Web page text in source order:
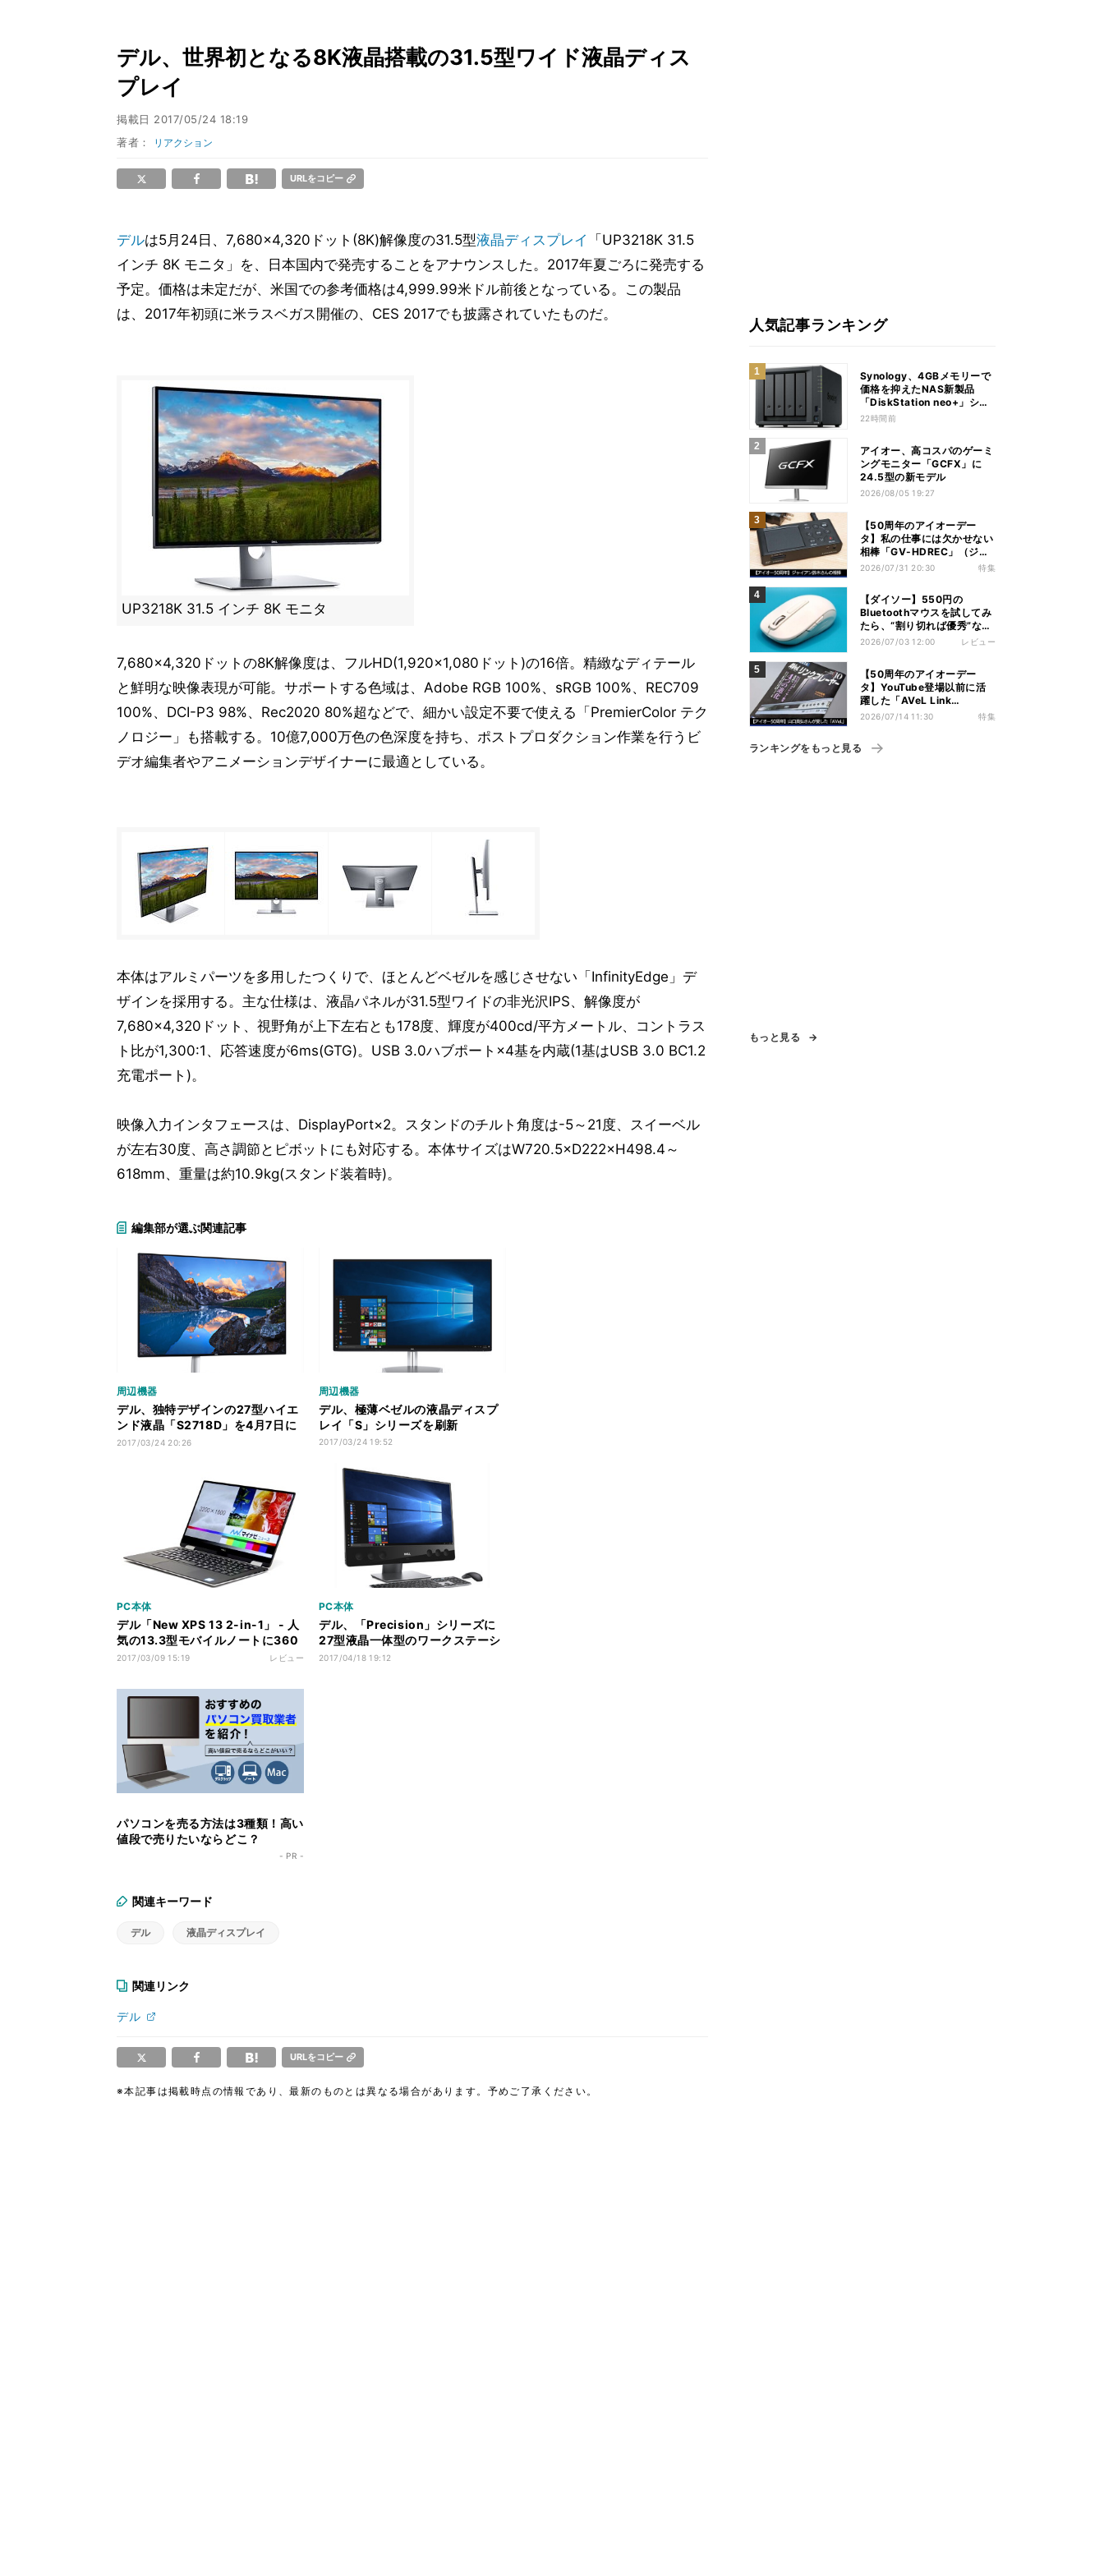
デル、世界初となる8K液晶搭載の31.5型ワイド液晶ディス
プレイ
掲載日 2017/05/24 18:19
著者：
リアクション
URLをコピー
デルは5月24日、7,680×4,320ドット(8K)解像度の31.5型液晶ディスプレイ
「UP3218K 31.5
インチ 8K モニタ」を、日本国内で発売することをアナウンスした。2017年夏ごろに発売する
予定。価格は未定だが、米国での参考価格は4,999.99米ドル前後となっている。この製品
は、2017年初頭に米ラスベガス開催の、CES 2017でも披露されていたものだ。
UP3218K 31.5 インチ 8K モニタ
7,680×4,320ドットの8K解像度は、フルHD(1,920×1,080ドット)の16倍。精緻なディテール
と鮮明な映像表現が可能。サポートする色域は、Adobe RGB 100%、sRGB 100%、REC709
100%、DCI-P3 98%、Rec2020 80%超などで、細かい設定不要で使える「PremierColor テク
ノロジー」も搭載する。10億7,000万色の色深度を持ち、ポストプロダクション作業を行うビ
デオ編集者やアニメーションデザイナーに最適としている。
本体はアルミパーツを多用したつくりで、ほとんどベゼルを感じさせない「InfinityEdge」デ
ザインを採用する。主な仕様は、液晶パネルが31.5型ワイドの非光沢IPS、解像度が
7,680×4,320ドット、視野角が上下左右とも178度、輝度が400cd/平方メートル、コントラス
ト比が1,300:1、応答速度が6ms(GTG)。USB 3.0ハブポート×4基を内蔵(1基はUSB 3.0 BC1.2
充電ポート)。
映像入力インタフェースは、DisplayPort×2。スタンドのチルト角度は-5～21度、スイーベル
が左右30度、高さ調節とピボットにも対応する。本体サイズはW720.5×D222×H498.4～
618mm、重量は約10.9kg(スタンド装着時)。
編集部が選ぶ関連記事
周辺機器
デル、独特デザインの27型ハイエ
ンド液晶「S2718D」を4月7日に
発売
2017/03/24 20:26
周辺機器
デル、極薄ベゼルの液晶ディスプ
レイ「S」シリーズを刷新
2017/03/24 19:52
PC本体
デル「New XPS 13 2-in-1」 - 人
気の13.3型モバイルノートに360
度回転ヒンジの新たな選択肢
2017/03/09 15:19 レビュー
PC本体
デル、「Precision」シリーズに
27型液晶一体型のワークステーシ
ョン
2017/04/18 19:12
パソコンを売る方法は3種類！高い
値段で売りたいならどこ？
- PR -
関連キーワード
デル 液晶ディスプレイ
関連リンク
デル
URLをコピー
※本記事は掲載時点の情報であり、最新のものとは異なる場合があります。予めご了承ください。
人気記事ランキング
Synology、4GBメモリーで
価格を抑えたNAS新製品
「DiskStation neo+」シリ
ーズ
22時間前
アイオー、高コスパのゲーミ
ングモニター「GCFX」に
24.5型の新モデル
2026/08/05 19:27
【50周年のアイオーデー
タ】私の仕事には欠かせない
相棒「GV-HDREC」（ジャ
イアン鈴木さん）
2026/07/31 20:30 特集
【ダイソー】550円の
Bluetoothマウスを試してみ
たら、“割り切れば優秀”な1
台だった
2026/07/03 12:00 レビュー
【50周年のアイオーデー
タ】YouTube登場以前に活
躍した「AVeL Link
Player」（山口真弘さん）
2026/07/14 11:30 特集
ランキングをもっと見る
もっと見る